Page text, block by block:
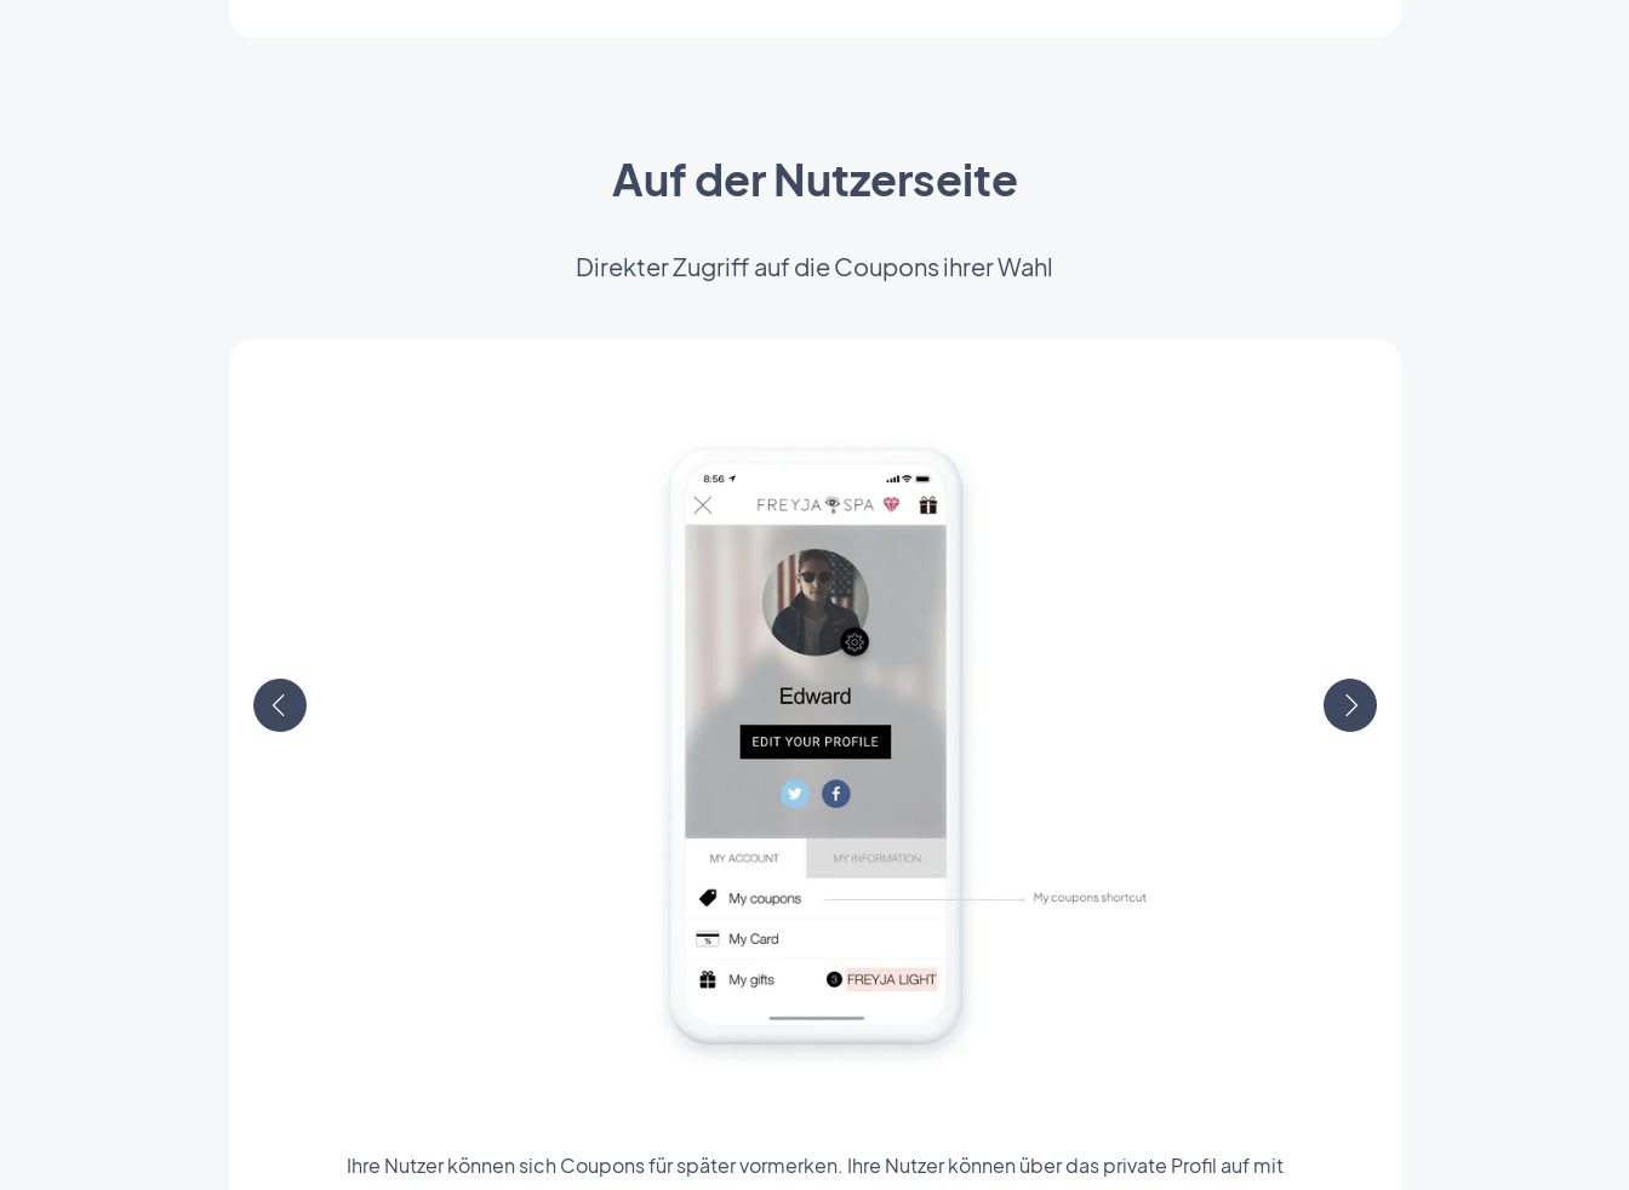
Auf der Nutzerseite
Direkter Zugriff auf die Coupons ihrer Wahl
Ihre Nutzer können sich Coupons für später vormerken. Ihre Nutzer können über das private Profil auf mit